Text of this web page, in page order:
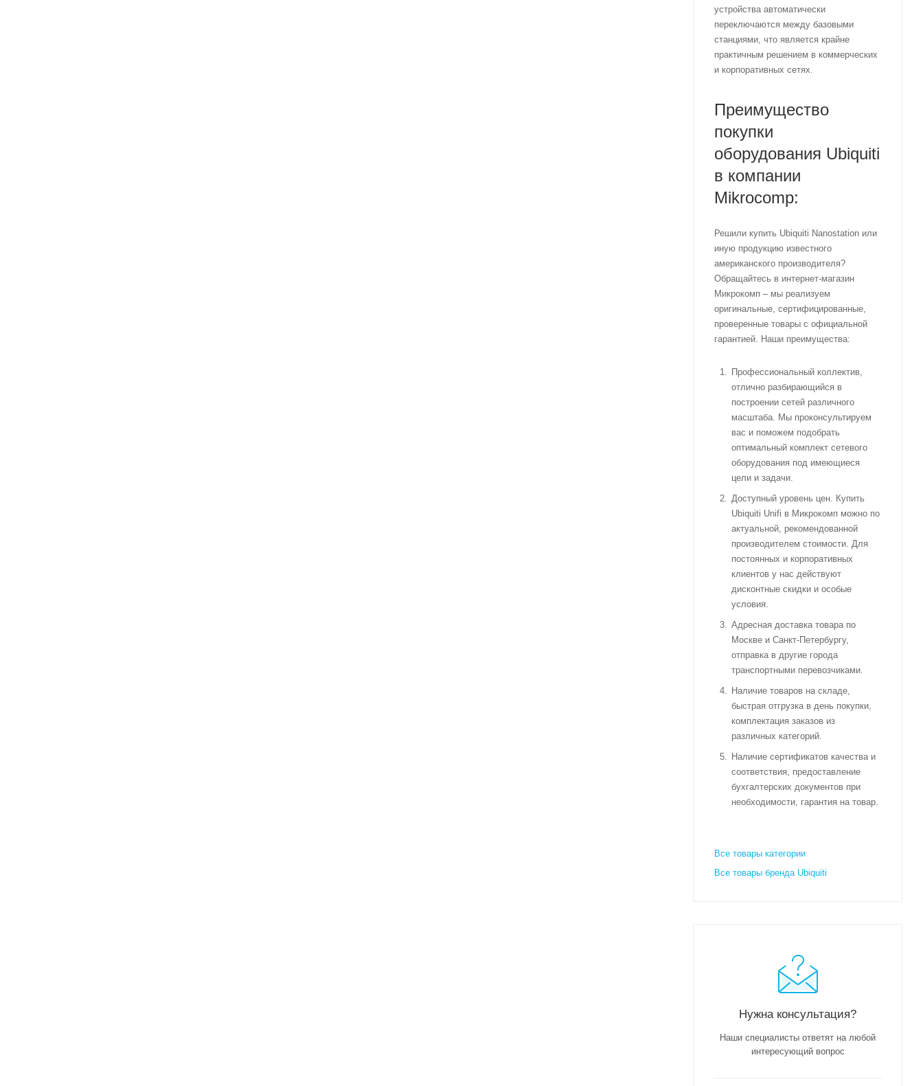
устройства автоматически
переключаются между базовыми
станциями, что является крайне
практичным решением в коммерческих
и корпоративных сетях.
Преимущество
покупки
оборудования Ubiquiti
в компании
Mikrocomp:
Решили купить Ubiquiti Nanostation или
иную продукцию известного
американского производителя?
Обращайтесь в интернет-магазин
Микрокомп – мы реализуем
оригинальные, сертифицированные,
проверенные товары с официальной
гарантией. Наши преимущества:
Профессиональный коллектив,
отлично разбирающийся в
построении сетей различного
масштаба. Мы проконсультируем
вас и поможем подобрать
оптимальный комплект сетевого
оборудования под имеющиеся
цели и задачи.
Доступный уровень цен. Купить
Ubiquiti Unifi в Микрокомп можно по
актуальной, рекомендованной
производителем стоимости. Для
постоянных и корпоративных
клиентов у нас действуют
дисконтные скидки и особые
условия.
Адресная доставка товара по
Москве и Санкт-Петербургу,
отправка в другие города
транспортными перевозчиками.
Наличие товаров на складе,
быстрая отгрузка в день покупки,
комплектация заказов из
различных категорий.
Наличие сертификатов качества и
соответствия, предоставление
бухгалтерских документов при
необходимости, гарантия на товар.
Все товары категории
Все товары бренда Ubiquiti
Нужна консультация?
Наши специалисты ответят на любой
интересующий вопрос